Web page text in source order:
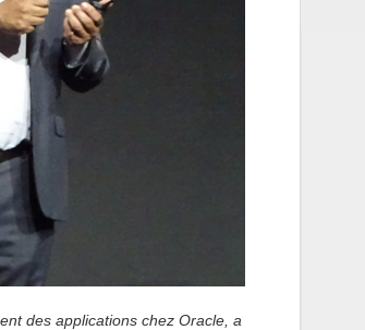
des applications chez Oracle, a